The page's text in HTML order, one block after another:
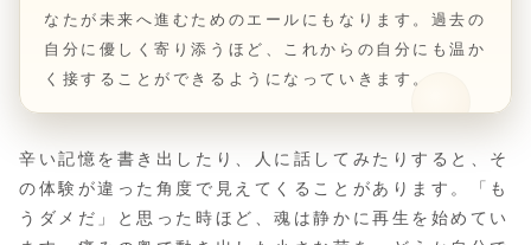
なたが未来へ進むためのエールにもなります。過去の
自分に優しく寄り添うほど、これからの自分にも温か
く接することができるようになっていきます。
辛い記憶を書き出したり、人に話してみたりすると、そ
の体験が違った角度で見えてくることがあります。「も
うダメだ」と思った時ほど、魂は静かに再生を始めてい